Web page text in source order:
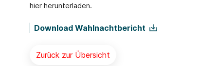
hier herunterladen.
Download Wahlnachtbericht
Zurück zur Übersicht